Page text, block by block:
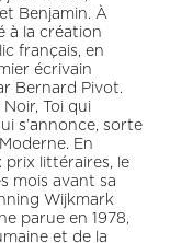
Benjamin. À
à la création
français, en
écrivain
Bernard Pivot.
Toi qui
s’annonce, sorte
En
prix littéraires, le
mois avant sa
Wijkmark
parue en 1978,
et de la